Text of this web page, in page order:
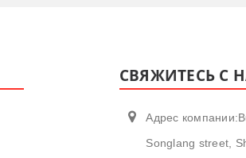
СВЯЖИТЕСЬ С
Адрес
Songlang street,